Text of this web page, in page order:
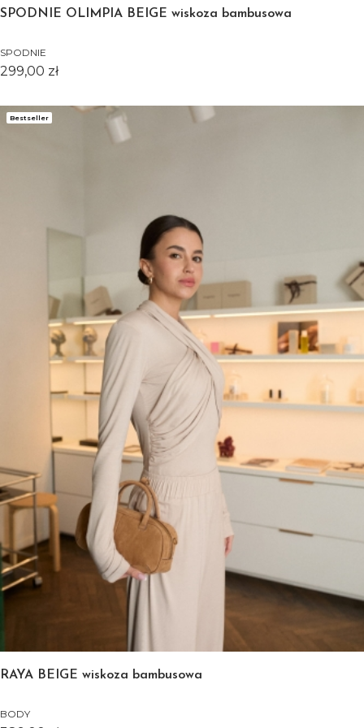
SPODNIE OLIMPIA BEIGE wiskoza bambusowa
SPODNIE
Cena
299,00 zł
Bestseller
RAYA BEIGE wiskoza bambusowa
BODY